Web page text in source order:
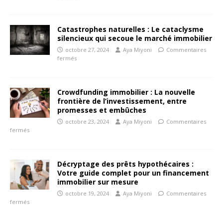
Catastrophes naturelles : Le cataclysme
silencieux qui secoue le marché immobilier
octobre 27, 2024 Aya Miyoni
Commentaires
fermés
Crowdfunding immobilier : La nouvelle
frontière de l’investissement, entre
promesses et embûches
octobre 23, 2024 Aya Miyoni
Commentaires
fermés
Décryptage des prêts hypothécaires :
Votre guide complet pour un financement
immobilier sur mesure
octobre 19, 2024 Aya Miyoni
Commentaires
fermés